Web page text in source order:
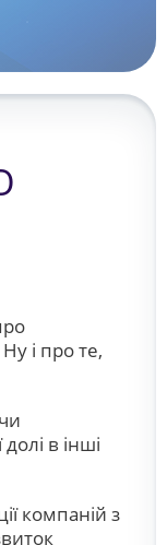
і про те,
в інші
компаній з